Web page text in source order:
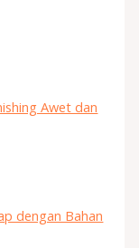
Awet dan
dengan Bahan